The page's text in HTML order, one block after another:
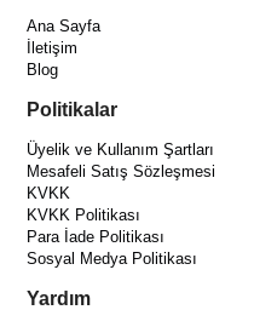
Ana Sayfa
İletişim
Blog
Politikalar
Üyelik ve Kullanım Şartları
Mesafeli Satış Sözleşmesi
KVKK
KVKK Politikası
Para İade Politikası
Sosyal Medya Politikası
Yardım